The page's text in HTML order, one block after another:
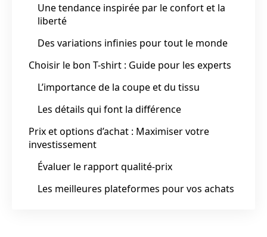
Une tendance inspirée par le confort et la
liberté
Des variations infinies pour tout le monde
Choisir le bon T-shirt : Guide pour les experts
L’importance de la coupe et du tissu
Les détails qui font la différence
Prix et options d’achat : Maximiser votre
investissement
Évaluer le rapport qualité-prix
Les meilleures plateformes pour vos achats